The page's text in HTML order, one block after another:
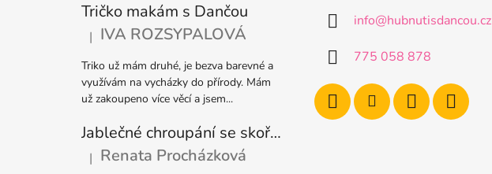
Tričko makám s Dančou
Hodnocení produktu je 5 z 5 hvězdiček.
| IVA ROZSYPALOVÁ
Triko už mám druhé, je bezva barevné a
využívám na vycházky do přírody. Mám
už zakoupeno více věcí a jsem...
Jablečné chroupání se skořicí bezlepkové
Hodnocení produktu je 5 z 5 hvězdiček.
| Renata Procházková
info@hubnutisdancou.cz
775 058 878